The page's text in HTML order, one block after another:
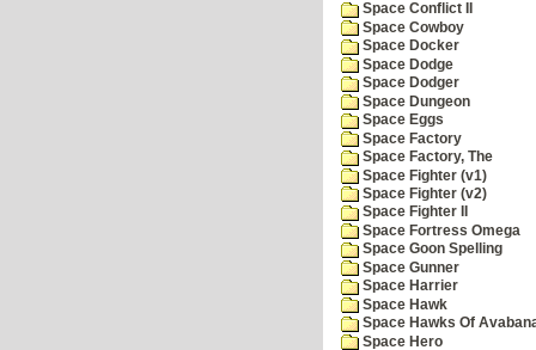
Space Conflict II
Space Cowboy
Space Docker
Space Dodge
Space Dodger
Space Dungeon
Space Eggs
Space Factory
Space Factory, The
Space Fighter (v1)
Space Fighter (v2)
Space Fighter II
Space Fortress Omega
Space Goon Spelling
Space Gunner
Space Harrier
Space Hawk
Space Hawks Of
Space Hero